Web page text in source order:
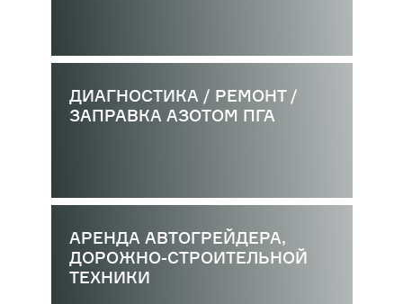
ДИАГНОСТИКА / РЕМОНТ /
ЗАПРАВКА АЗОТОМ ПГА
АРЕНДА АВТОГРЕЙДЕРА,
ДОРОЖНО-СТРОИТЕЛЬНОЙ
ТЕХНИКИ